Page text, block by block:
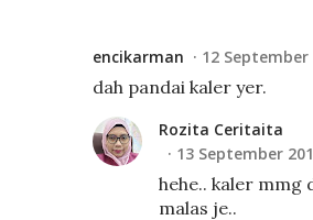
encikarman 12 September
dah pandai kaler yer.
Rozita Ceritaita
13 September
hehe.. kaler mmg
malas je..